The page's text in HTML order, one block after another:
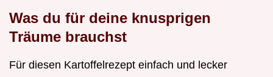
Was du für deine knusprigen
Träume brauchst
Für diesen Kartoffelrezept einfach und lecker